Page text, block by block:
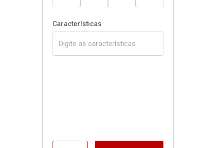
Características